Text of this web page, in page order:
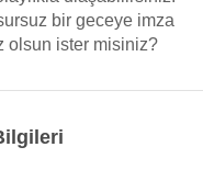
bir geceye imza
olsun ister misiniz?